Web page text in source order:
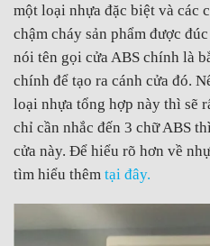
một loại nhựa đặc biệt và các
chậm cháy sản phẩm được
nói tên gọi cửa ABS chính là
chính để tạo ra cánh cửa đó.
loại nhựa tổng hợp này thì sẽ
chỉ cần nhắc đến 3 chữ ABS
cửa này. Để hiểu rõ hơn về
tìm hiểu thêm tại đây.